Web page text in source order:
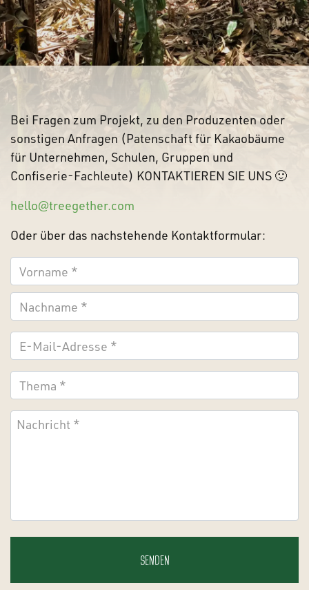
Bei Fragen zum Projekt, zu den Produzenten oder
sonstigen Anfragen (Patenschaft für Kakaobäume
für Unternehmen, Schulen, Gruppen und
Confiserie-Fachleute) KONTAKTIEREN SIE UNS 🙂
hello@treegether.com
Oder über das nachstehende Kontaktformular:
Nachname *
E-
Mail-
Adresse *
Thema
Nachricht *